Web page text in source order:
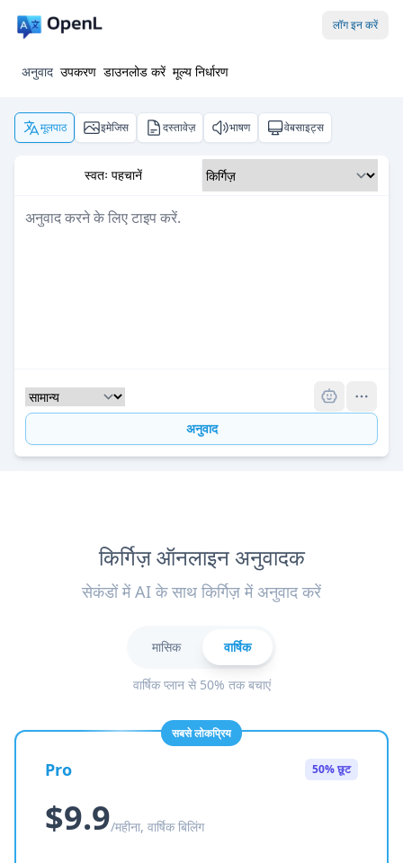
लॉग इन करें
अनुवाद उपकरण डाउनलोड करें मूल्य निर्धारण
मूलपाठ इमेजिस दस्तावेज़ भाषण वेबसाइट्स
स्वतः पहचानें
अनुवाद
किर्गिज़ ऑनलाइन अनुवादक
सेकंडों में AI के साथ किर्गिज़ में अनुवाद करें
मासिक वार्षिक
वार्षिक प्लान से 50% तक बचाएं
सबसे लोकप्रिय
Pro 50% छूट
$9.9/महीना, वार्षिक बिलिंग